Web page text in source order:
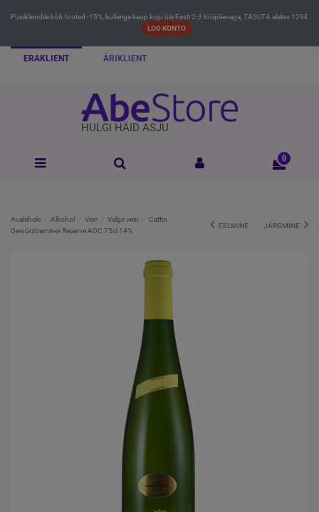
Püsikliendile kõik tooted -15%, kulleriga kaup koju üle Eesti 2-3 tööpäevaga, TASUTA alates 129€
LOO KONTO
ERAKLIENT ÄRIKLIENT
HULGI HÄID ASJU
0
Avalehele Alkohol Vein Valge vein
Cattin
Gewürztraminer Reserve AOC 75cl 14%
EELMINE JÄRGMINE